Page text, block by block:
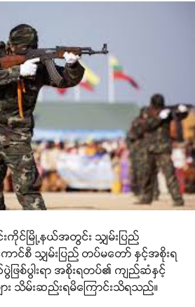
းကိုင်မြို့နယ်အတွင်း သျှမ်းပြည်
ာင်စီ သျှမ်းပြည် တပ်မတော် နှင့်အစိုးရ
ြစ်ပွါးရာ အစိုးရတပ်၏ ကျည်ဆံနှင့်
ား သိမ်းဆည်းရမိကြောင်းသိရသည်။